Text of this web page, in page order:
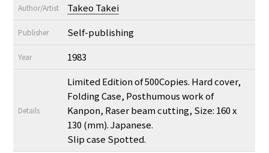
Author/Artist Takeo Takei
Publisher Self-publishing
Year 1983
Details
Limited Edition of 500Copies. Hard cover,
Folding Case, Posthumous work of
Kanpon, Raser beam cutting, Size: 160 x
130 (mm). Japanese.
Slip case Spotted.